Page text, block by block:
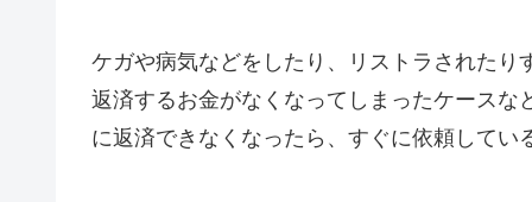
ケガや病気などをしたり、リストラされた
返済するお金がなくなってしまったケース
に返済できなくなったら、すぐに依頼してい